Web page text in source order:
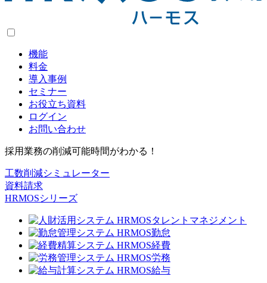
機能
料金
導入事例
セミナー
お役立ち資料
ログイン
お問い合わせ
採用業務の削減可能時間がわかる！
工数削減シミュレーター
資料請求
HRMOSシリーズ